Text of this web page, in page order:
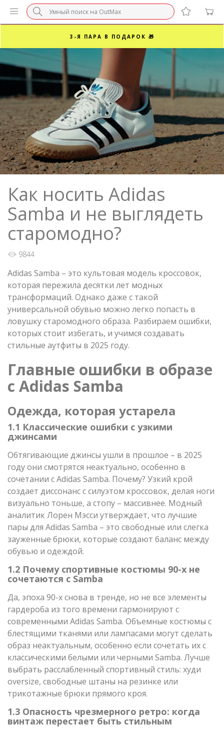
БЕЗ НАЦЕНКИ МАРКЕТПЛЕЙСОВ ⚡ ВАШ РАЗМЕР
3-Я ПАРА В ПОДАРОК 🎁
ПОСЛЕДНИЕ РАЗМЕРЫ ОТ 1500₽⚡️
СУПЕРАКЦИЯ 🔥 2-Я ПАРА -50%
Как носить Adidas
Samba и не выглядеть
старомодно?
9844
Adidas Samba – это культовая модель кроссовок,
которая пережила десятки лет модных
трансформаций. Однако даже с такой
универсальной обувью можно легко попасть в
ловушку старомодного образа. Разбираем ошибки,
которых стоит избегать, и учимся создавать
стильные аутфиты в 2025 году.
Главные ошибки в образе
с Adidas Samba
Одежда, которая устарела
1.1 Классические ошибки с узкими
джинсами
Обтягивающие джинсы ушли в прошлое – в 2025
году они смотрятся неактуально, особенно в
сочетании с Adidas Samba. Почему? Узкий крой
создает диссонанс с силуэтом кроссовок, делая ноги
визуально тоньше, а стопу – массивнее. Модный
аналитик Лорен Мэсси утверждает, что лучшие
пары для Adidas Samba – это свободные или слегка
зауженные брюки, которые создают баланс между
обувью и одеждой.
1.2 Почему спортивные костюмы 90-х не
сочетаются с Samba
Да, эпоха 90-х снова в тренде, но не все элементы
гардероба из того времени гармонируют с
современными Adidas Samba. Объемные костюмы с
блестящими тканями или лампасами могут сделать
образ неактуальным, особенно если сочетать их с
классическими белыми или черными Samba. Лучше
выбрать расслабленный спортивный стиль: худи
oversize, свободные штаны на резинке или
трикотажные брюки прямого кроя.
1.3 Опасность чрезмерного ретро: когда
винтаж перестает быть стильным